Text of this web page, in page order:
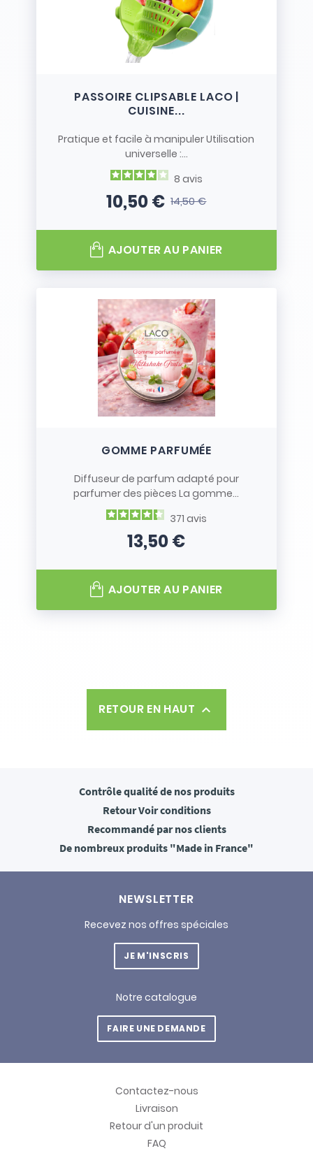
PASSOIRE CLIPSABLE LACO |
CUISINE...
Pratique et facile à manipuler Utilisation
universelle :...
8 avis
Prix
10,50 €Prix de base
14,50 €
AJOUTER AU PANIER
GOMME PARFUMÉE
Diffuseur de parfum adapté pour
parfumer des pièces La gomme...
371 avis
Prix
13,50 €
AJOUTER AU PANIER
RETOUR EN HAUT 
Contrôle qualitéde nos produits
RetourVoir conditions
Recommandépar nos clients
De nombreux produits "Made in France"
NEWSLETTER
Recevez nos offres spéciales
JE M'INSCRIS
Notre catalogue
FAIRE UNE DEMANDE
Contactez-nous
Livraison
Retour d'un produit
FAQ